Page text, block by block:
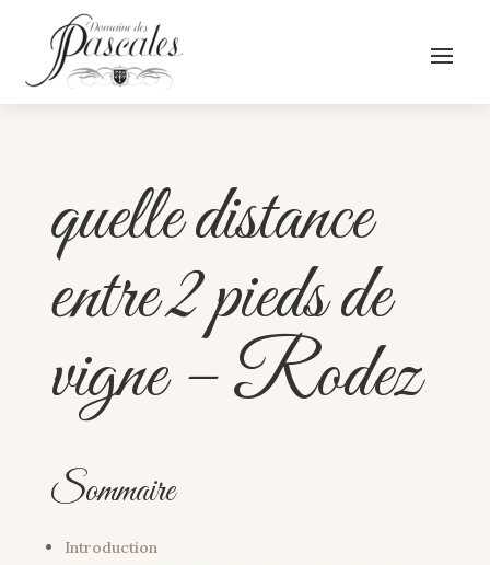
quelle distance
entre 2 pieds de
vigne – Rodez
Sommaire
Introduction